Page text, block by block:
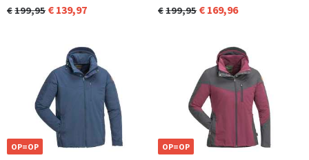
199,95 139,97 199,95 169,96
OP=OP OP=OP